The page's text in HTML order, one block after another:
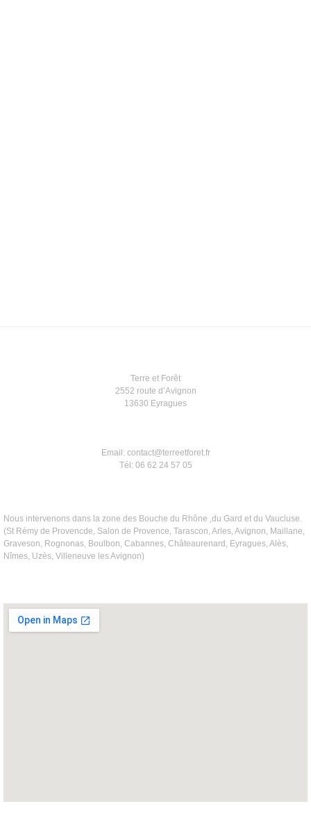
Terre et Forêt
2552 route d’Avignon
13630 Eyragues
Email: contact@terreetforet.fr
Tél: 06 62 24 57 05
Nous intervenons dans la zone des Bouche du Rhône ,du Gard et du Vaucluse.
(St Rémy de Provencde, Salon de Provence, Tarascon, Arles, Avignon, Maillane,
Graveson, Rognonas, Boulbon, Cabannes, Châteaurenard, Eyragues, Alès,
Nîmes, Uzès, Villeneuve les Avignon)